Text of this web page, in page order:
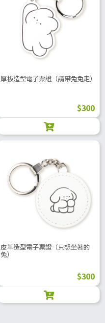
厚板造型電子票證（請帶兔兔走）
$300
皮革造型電子票證（只想坐著的
兔）
$300